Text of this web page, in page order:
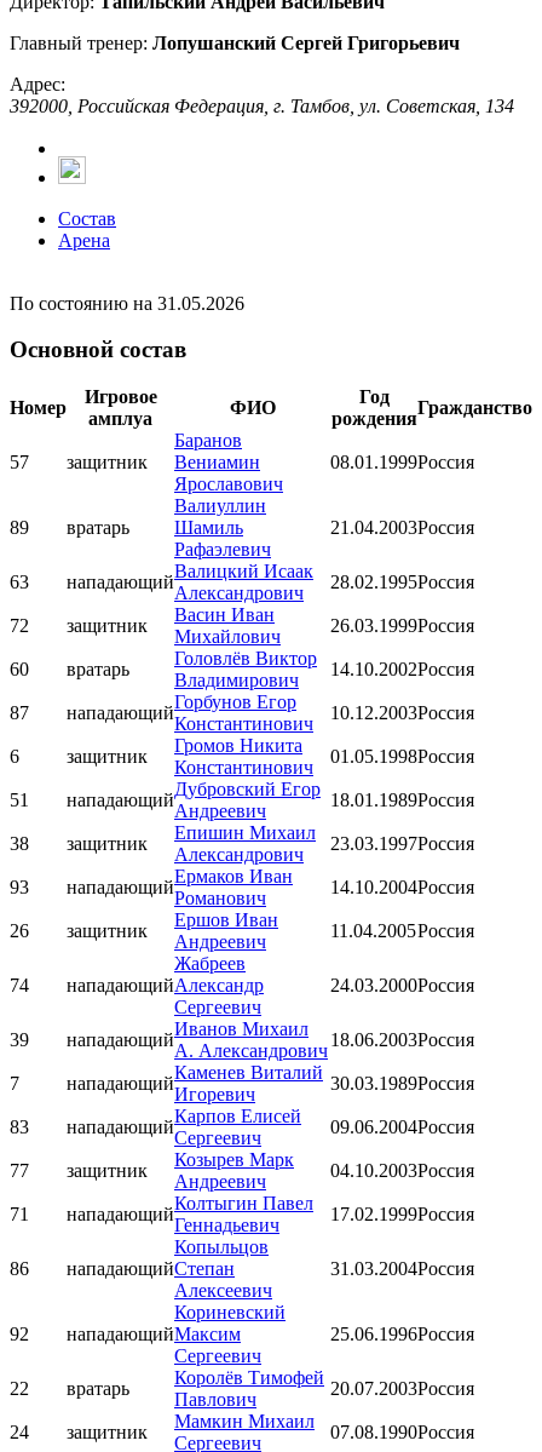
Главный тренер: Лопушанский Сергей Григорьевич
Адрес:
392000, Российская Федерация, г. Тамбов, ул. Советская, 134
Состав
Арена
По состоянию на 31.05.2026
Основной состав
Номер
Игровое
амплуа
ФИО
Год
рождения
Гражданство
57 защитник
Баранов
Вениамин
Ярославович
08.01.1999Россия
89 вратарь
Валиуллин
Шамиль
Рафаэлевич
21.04.2003Россия
63 нападающий
Валицкий Исаак
Александрович
28.02.1995Россия
72 защитник
Васин Иван
Михайлович
26.03.1999Россия
60 вратарь
Головлёв Виктор
Владимирович
14.10.2002Россия
87 нападающий
Горбунов Егор
Константинович
10.12.2003Россия
6 защитник
Громов Никита
Константинович
01.05.1998Россия
51 нападающий
Дубровский Егор
Андреевич
18.01.1989Россия
38 защитник
Епишин Михаил
Александрович
23.03.1997Россия
93 нападающий
Ермаков Иван
Романович
14.10.2004Россия
26 защитник
Ершов Иван
Андреевич
11.04.2005Россия
74 нападающий
Жабреев
Александр
Сергеевич
24.03.2000Россия
39 нападающий
Иванов Михаил
А. Александрович
18.06.2003Россия
7 нападающий
Каменев Виталий
Игоревич
30.03.1989Россия
83 нападающий
Карпов Елисей
Сергеевич
09.06.2004Россия
77 защитник
Козырев Марк
Андреевич
04.10.2003Россия
71 нападающий
Колтыгин Павел
Геннадьевич
17.02.1999Россия
86 нападающий
Копыльцов
Степан
Алексеевич
31.03.2004Россия
92 нападающий
Кориневский
Максим
Сергеевич
25.06.1996Россия
22 вратарь
Королёв Тимофей
Павлович
20.07.2003Россия
24 защитник
Мамкин Михаил
Сергеевич
07.08.1990Россия